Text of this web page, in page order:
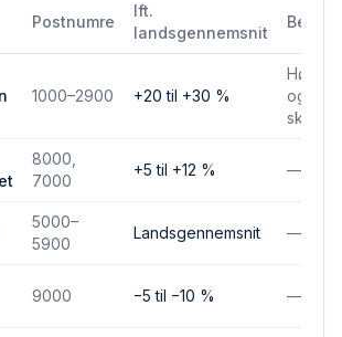
Postnumre
Ift.
landsgennemsnit
1000–2900 +20 til +30 %
Højere
og
8000,
7000
+5 til +12 % —
5000–
5900
Landsgennemsnit —
9000 −5 til −10 % —